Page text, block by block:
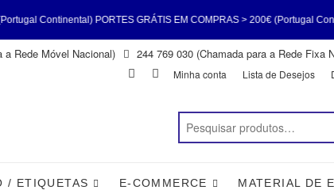
PORTES GRÁTIS EM COMPRAS > 200€ (Portugal Continental)
Continental) PORTES GRÁTIS EM COMPRAS > 200€ (Portugal
a Rede Móvel Nacional) 244 769 030 (Chamada para a Rede Fixa
FacebookInstagram
Minha conta Lista de Desejos
/ ETIQUETAS E-COMMERCE MATERIAL DE